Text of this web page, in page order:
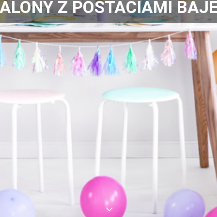
Z POSTACIAMI